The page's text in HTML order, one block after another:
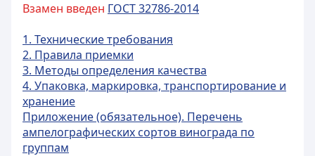
Взамен введен ГОСТ 32786-2014
1. Технические требования
2. Правила приемки
3. Методы определения качества
4. Упаковка, маркировка, транспортирование и
хранение
Приложение (обязательное). Перечень
ампелографических сортов винограда по
группам